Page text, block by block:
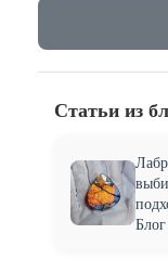
Статьи из